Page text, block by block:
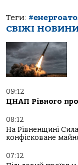
Теги:
СВІЖІ
09:12
ЦНАП Рівного
08:12
На Рівненщині
конфісковане
07:12